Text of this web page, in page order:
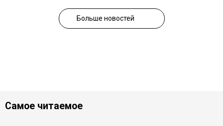
Больше новостей
Самое читаемое